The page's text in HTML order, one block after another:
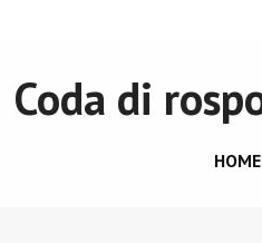
Coda di
HOME